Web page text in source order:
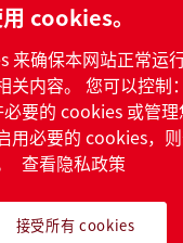
12011302124444
号
国际
所有
China / ZH
cookies。
来确保本网站正常运
关内容。 您可以控制
要的 cookies 或管理
用必要的 cookies，
查看隐私政策
接受所有 cookies